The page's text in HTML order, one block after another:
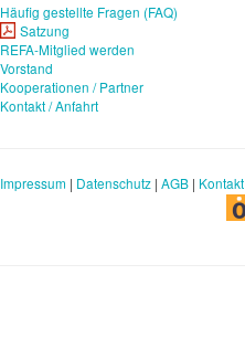
Häufig gestellte Fragen (FAQ)
Satzung
REFA-Mitglied werden
Vorstand
Kooperationen / Partner
Kontakt / Anfahrt
Impressum | Datenschutz | AGB | Kontakt